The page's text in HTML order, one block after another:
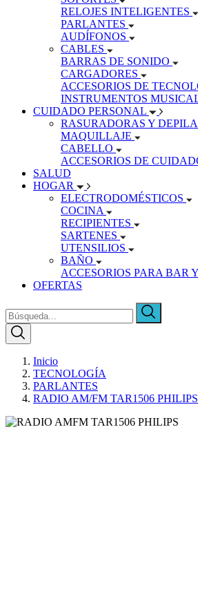
RELOJES INTELIGENTES
PARLANTES
AUDÍFONOS
CABLES
BARRAS DE SONIDO
CARGADORES
ACCESORIOS DE
INSTRUMENTOS
CUIDADO PERSONAL
RASURADORAS Y
MAQUILLAJE
CABELLO
ACCESORIOS DE
SALUD
HOGAR
ELECTRODOMÉSTICOS
COCINA
RECIPIENTES
SARTENES
UTENSILIOS
BAÑO
ACCESORIOS PARA BAR
OFERTAS
Inicio
TECNOLOGÍA
PARLANTES
RADIO AM/FM TAR1506 PHILIPS